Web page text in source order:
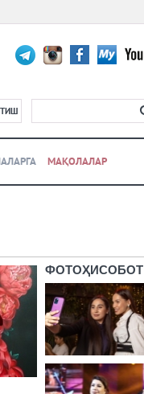
МАҚОЛАЛАР
ФОТОҲИСОБОТ